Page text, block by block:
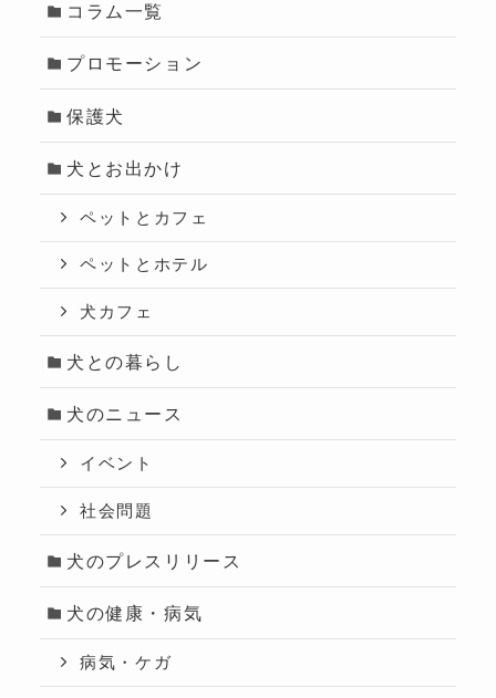
コラム一覧
プロモーション
保護犬
犬とお出かけ
ペットとカフェ
ペットとホテル
犬カフェ
犬との暮らし
犬のニュース
イベント
社会問題
犬のプレスリリース
犬の健康・病気
病気・ケガ